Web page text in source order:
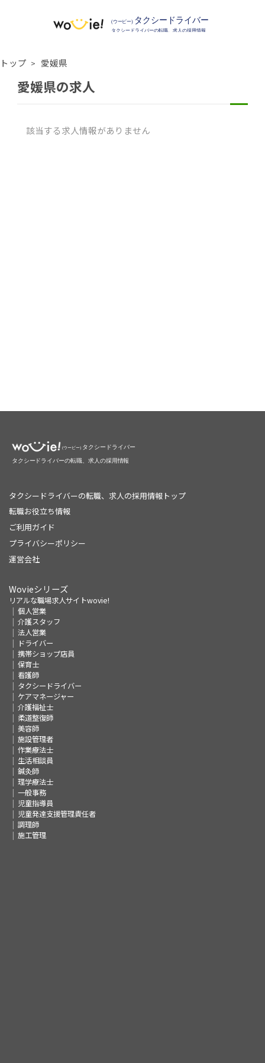
トップ 愛媛県
愛媛県の求人
該当する求人情報がありません
タクシードライバーの転職、求人の採用情報トップ
転職お役立ち情報
ご利用ガイド
プライバシーポリシー
運営会社
Wovieシリーズ
リアルな職場求人サイトwovie!
個人営業
介護スタッフ
法人営業
ドライバー
携帯ショップ店員
保育士
看護師
タクシードライバー
ケアマネージャー
介護福祉士
柔道整復師
美容師
施設管理者
作業療法士
生活相談員
鍼灸師
理学療法士
一般事務
児童指導員
児童発達支援管理責任者
調理師
施工管理